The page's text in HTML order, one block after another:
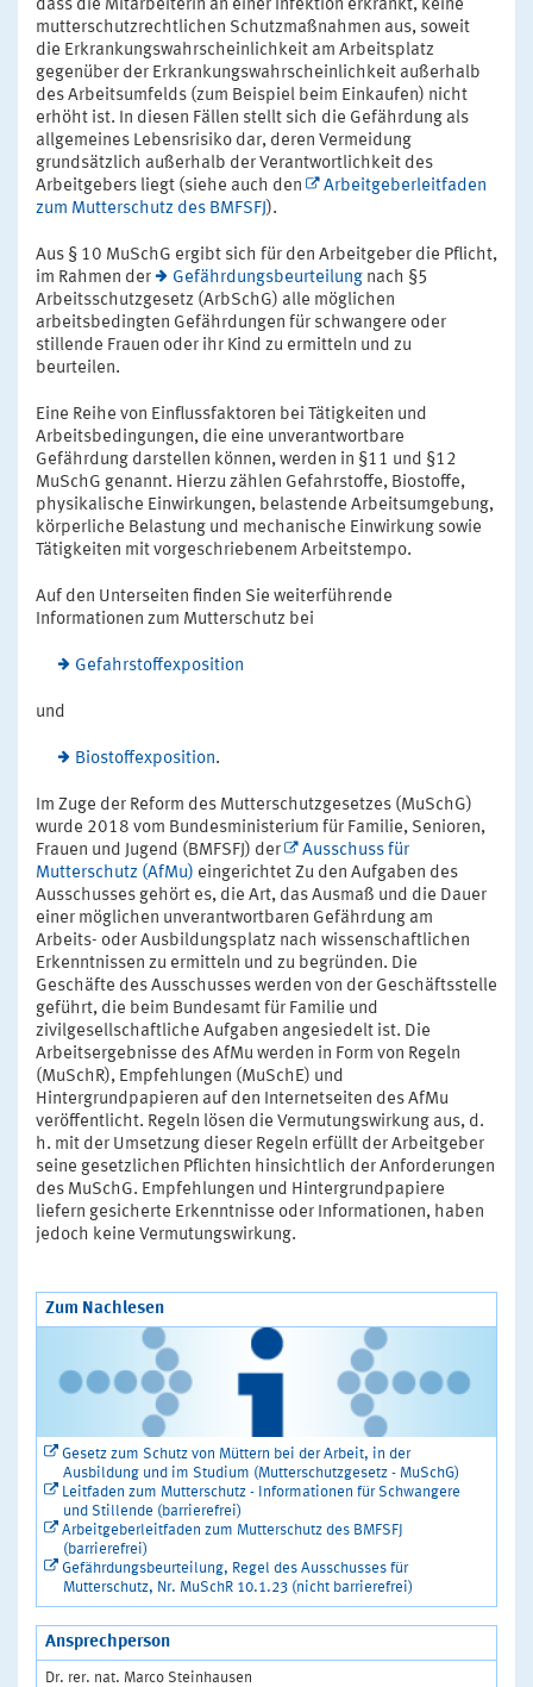
dass die Mitarbeiterin an einer Infektion erkrankt, keine
mutterschutzrechtlichen Schutzmaßnahmen aus, soweit
die Erkrankungswahrscheinlichkeit am Arbeitsplatz
gegenüber der Erkrankungswahrscheinlichkeit außerhalb
des Arbeitsumfelds (zum Beispiel beim Einkaufen) nicht
erhöht ist. In diesen Fällen stellt sich die Gefährdung als
allgemeines Lebensrisiko dar, deren Vermeidung
grundsätzlich außerhalb der Verantwortlichkeit des
Arbeitgebers liegt (siehe auch den
Arbeitgeberleitfaden
zum Mutterschutz des BMFSFJ).
Aus § 10 MuSchG ergibt sich für den Arbeitgeber die Pflicht,
im Rahmen der
Gefährdungsbeurteilung nach §5
Arbeitsschutzgesetz (ArbSchG) alle möglichen
arbeitsbedingten Gefährdungen für schwangere oder
stillende Frauen oder ihr Kind zu ermitteln und zu
beurteilen.
Eine Reihe von Einflussfaktoren bei Tätigkeiten und
Arbeitsbedingungen, die eine unverantwortbare
Gefährdung darstellen können, werden in §11 und §12
MuSchG genannt. Hierzu zählen Gefahrstoffe, Biostoffe,
physikalische Einwirkungen, belastende Arbeitsumgebung,
körperliche Belastung und mechanische Einwirkung sowie
Tätigkeiten mit vorgeschriebenem Arbeitstempo.
Auf den Unterseiten finden Sie weiterführende
Informationen zum Mutterschutz bei
Gefahrstoffexposition
und
Biostoffexposition.
Im Zuge der Reform des Mutterschutzgesetzes (MuSchG)
wurde 2018 vom Bundesministerium für Familie, Senioren,
Frauen und Jugend (BMFSFJ) der
Ausschuss für
Mutterschutz (AfMu) eingerichtet Zu den Aufgaben des
Ausschusses gehört es, die Art, das Ausmaß und die Dauer
einer möglichen unverantwortbaren Gefährdung am
Arbeits- oder Ausbildungsplatz nach wissenschaftlichen
Erkenntnissen zu ermitteln und zu begründen. Die
Geschäfte des Ausschusses werden von der Geschäftsstelle
geführt, die beim Bundesamt für Familie und
zivilgesellschaftliche Aufgaben angesiedelt ist. Die
Arbeitsergebnisse des AfMu werden in Form von Regeln
(MuSchR), Empfehlungen (MuSchE) und
Hintergrundpapieren auf den Internetseiten des AfMu
veröffentlicht. Regeln lösen die Vermutungswirkung aus, d.
h. mit der Umsetzung dieser Regeln erfüllt der Arbeitgeber
seine gesetzlichen Pflichten hinsichtlich der Anforderungen
des MuSchG. Empfehlungen und Hintergrundpapiere
liefern gesicherte Erkenntnisse oder Informationen, haben
jedoch keine Vermutungswirkung.
Zum Nachlesen
Gesetz zum Schutz von Müttern bei der Arbeit, in der
Ausbildung und im Studium (Mutterschutzgesetz - MuSchG)
Leitfaden zum Mutterschutz - Informationen für Schwangere
und Stillende (barrierefrei)
Arbeitgeberleitfaden zum Mutterschutz des BMFSFJ
(barrierefrei)
Gefährdungsbeurteilung, Regel des Ausschusses für
Mutterschutz, Nr. MuSchR 10.1.23 (nicht barrierefrei)
Ansprechperson
Dr. rer. nat. Marco Steinhausen